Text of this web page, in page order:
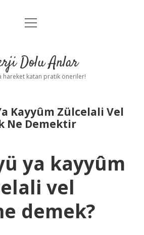
Anasayfa
Yasal Uyarı
menüyü
Dolu Anlar
hareket katan pratik öneriler!
Kayyûm Zülcelali Vel
Ne Demektir
ya kayyûm
vel
demek?